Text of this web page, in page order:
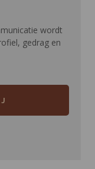
wordt
gedrag en